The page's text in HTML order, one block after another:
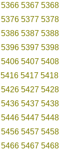
5366 5367 5368
5376 5377 5378
5386 5387 5388
5396 5397 5398
5406 5407 5408
5416 5417 5418
5426 5427 5428
5436 5437 5438
5446 5447 5448
5456 5457 5458
5466 5467 5468